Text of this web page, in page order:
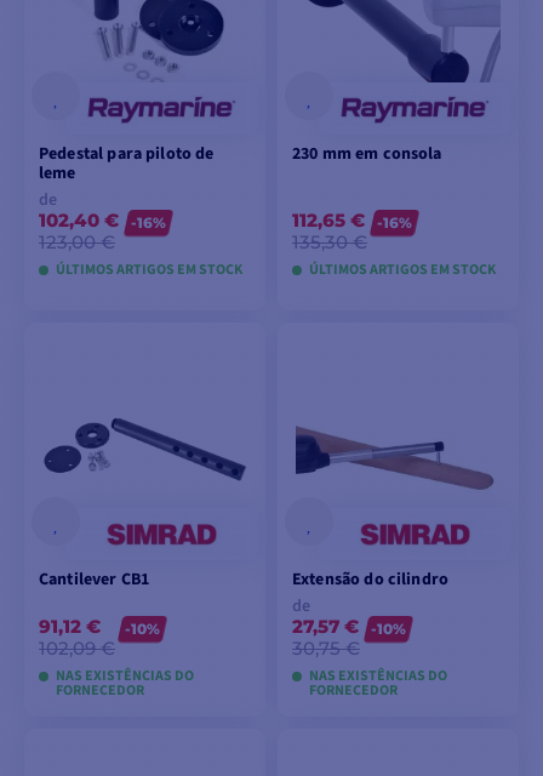
Pedestal para piloto de
leme
de
102,40 €
123,00 €
-16%
ÚLTIMOS ARTIGOS EM STOCK
230 mm em consola
112,65 €
135,30 €
-16%
ÚLTIMOS ARTIGOS EM STOCK
Cantilever CB1
91,12 €
102,09 €
-10%
NAS EXISTÊNCIAS DO
FORNECEDOR
Extensão do cilindro
de
27,57 €
30,75 €
-10%
NAS EXISTÊNCIAS DO
FORNECEDOR